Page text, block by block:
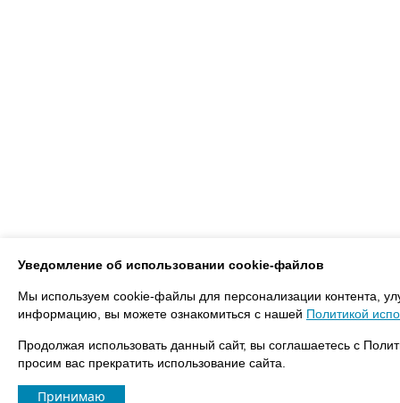
Уведомление об использовании cookie-файлов
Мы используем cookie-файлы для персонализации контента,
информацию, вы можете ознакомиться с нашей Политикой
Продолжая использовать данный сайт, вы соглашаетесь с
просим вас прекратить использование сайта.
Принимаю